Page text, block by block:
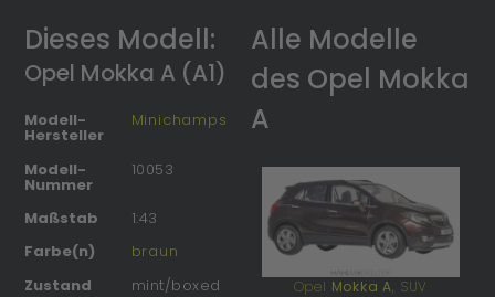
Dieses Modell:
Opel Mokka A (A1)
Modell-
Hersteller
Minichamps
Modell-
Nummer
10053
Maßstab
1:43
Farbe(n)
braun
Zustand
mint/boxed
Alle Modelle
des Opel Mokka
A
Opel Mokka A, SUV